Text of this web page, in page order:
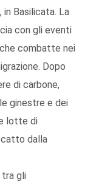
in Basilicata. La
con gli eventi
combatte nei
Dopo
di carbone,
ginestre e dei
lotte di
dalla
tra gli